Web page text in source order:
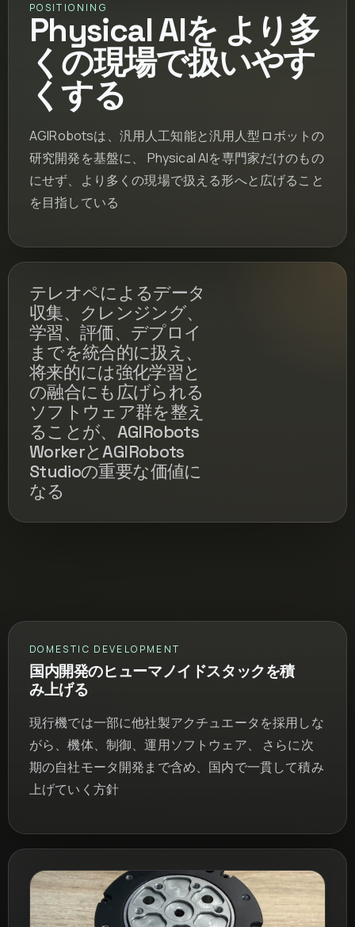
POSITIONING
Physical AIを より多
くの現場で扱いやす
くする
AGIRobotsは、汎用人工知能と汎用人型ロボットの
研究開発を基盤に、 Physical AIを専門家だけのもの
にせず、より多くの現場で扱える形へと広げること
を目指している
テレオペによるデータ
収集、クレンジング、
学習、評価、デプロイ
までを統合的に扱え、
将来的には強化学習と
の融合にも広げられる
ソフトウェア群を整え
ることが、AGIRobots
WorkerとAGIRobots
Studioの重要な価値に
なる
DOMESTIC DEVELOPMENT
国内開発のヒューマノイドスタックを積
み上げる
現行機では一部に他社製アクチュエータを採用しな
がら、機体、制御、運用ソフトウェア、 さらに次
期の自社モータ開発まで含め、国内で一貫して積み
上げていく方針